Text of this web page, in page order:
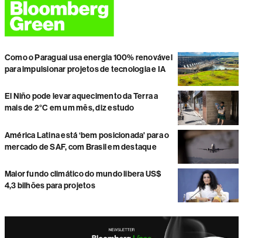
Como o Paraguai usa energia 100% renovável
para impulsionar projetos de tecnologia e IA
El Niño pode levar aquecimento da Terra a
mais de 2°C em um mês, diz estudo
América Latina está ‘bem posicionada' para o
mercado de SAF, com Brasil em destaque
Maior fundo climático do mundo libera US$
4,3 bilhões para projetos